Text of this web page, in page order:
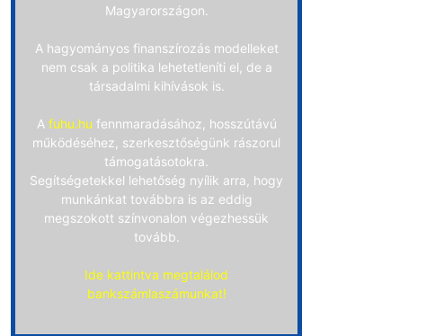
Magyarországon.
A hagyományos finanszírozás modelleket
nem csak a politika lehetetleníti el, de a
társadalmi kihívások is.
A fuhu.hu fennmaradásához, hosszútávú
működéséhez, szerkesztőségünk rászorul
támogatásotokra.
Segítségetekkel lehetőség nyílik arra, hogy
munkánkat továbbra is az eddig
megszokott színvonalon végezhessük
tovább.
Ide kattintva megtalálod
bankszámlaszámunkat!